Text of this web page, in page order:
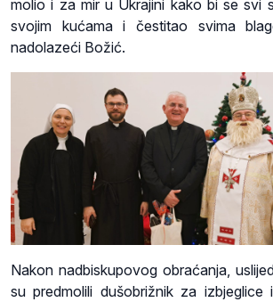
molio i za mir u Ukrajini kako bi se svi
svojim kućama i čestitao svima
nadolazeći Božić.
Nakon nadbiskupovog obraćanja,
su predmolili dušobrižnik za izbjeglice